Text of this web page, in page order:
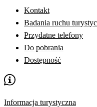
Kontakt
Badania ruchu
Przydatne telefony
Do pobrania
Dostępność
Informacja turystyczna